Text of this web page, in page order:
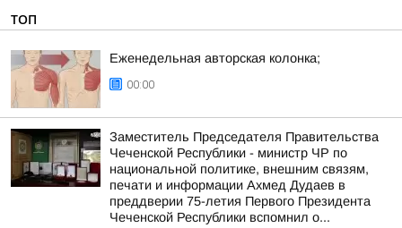
ТОП
Еженедельная авторская колонка;
00:00
Заместитель Председателя Правительства
Чеченской Республики - министр ЧР по
национальной политике, внешним связям,
печати и информации Ахмед Дудаев в
преддверии 75-летия Первого Президента
Чеченской Республики вспомнил о...